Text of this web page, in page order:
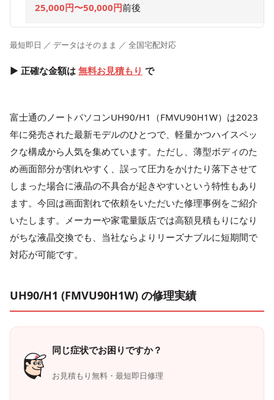
25,000円〜50,000円前後
最短即日 ／ データはそのまま ／ 全国宅配対応
▶ 正確な金額は 無料お見積もり で
富士通のノートパソコンUH90/H1（FMVU90H1W）は2023
年に発売された最新モデルのひとつで、軽量かつハイスペッ
クな構成から人気を集めています。ただし、薄型ボディのた
め画面部分が割れやすく、誤って圧力をかけたり落下させて
しまった場合に液晶の不具合が起きやすいという特性もあり
ます。今回は画面割れで依頼をいただいた修理事例をご紹介
いたします。メーカーや家電量販店では高額見積もりになり
がちな液晶交換でも、当社ならよりリーズナブルに短期間で
対応が可能です。
UH90/H1 (FMVU90H1W) の修理実績
同じ症状でお困りですか？
お見積もり無料・最短即日修理